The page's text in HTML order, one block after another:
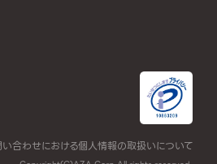
合わせにおける個人情報の取扱いについて